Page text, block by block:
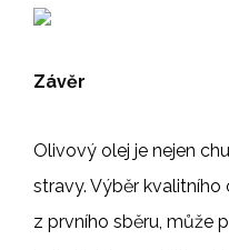
Závěr
Olivový olej je nejen
stravy. Výběr kvalitního
z prvního sběru, může